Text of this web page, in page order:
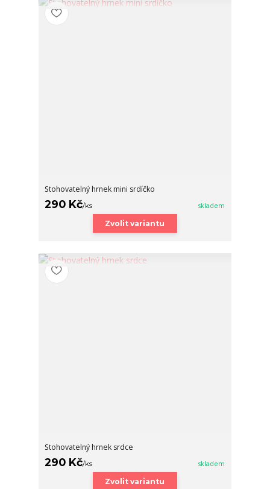
Stohovatelný hrnek mini srdíčko
290 Kč/ks skladem
Zvolit variantu
Stohovatelný hrnek srdce
290 Kč/ks skladem
Zvolit variantu